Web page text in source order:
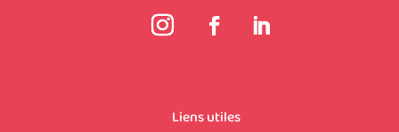
Liens utiles